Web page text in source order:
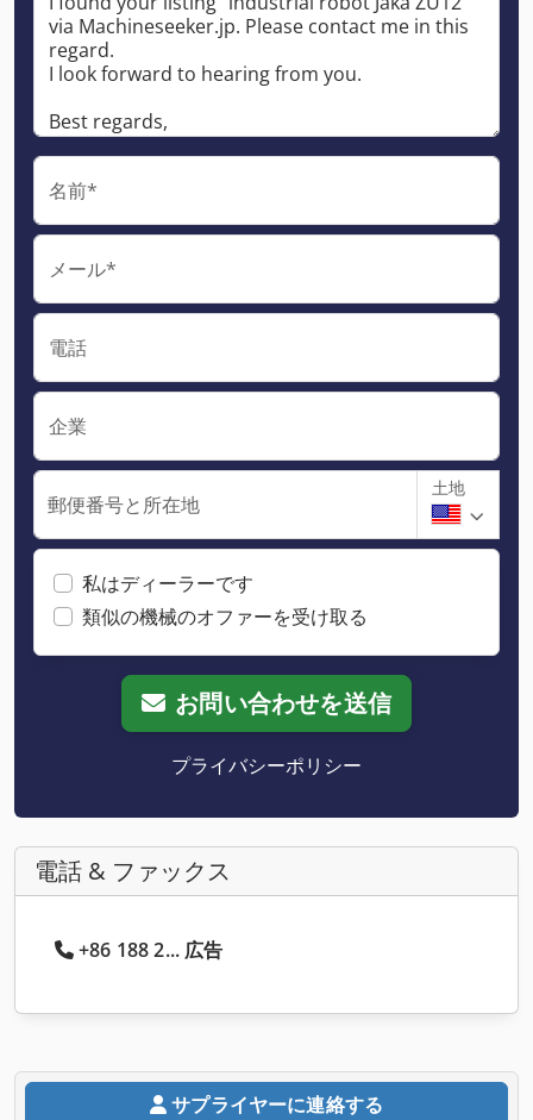
名前*
メール*
電話
企業
郵便番号と所在地
土地
私はディーラーです
類似の機械のオファーを受け取る
お問い合わせを送信
プライバシーポリシー
電話 & ファックス
+86 188 2... 広告
サプライヤーに連絡する